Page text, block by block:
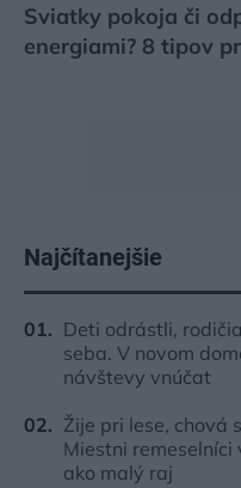
Sviatky pokoja či
energiami? 8 tipov
Najčítanejšie
Deti odrástli,
seba. V novom
návštevy vnúčat
Žije pri lese, chová
Miestni
ako malý raj